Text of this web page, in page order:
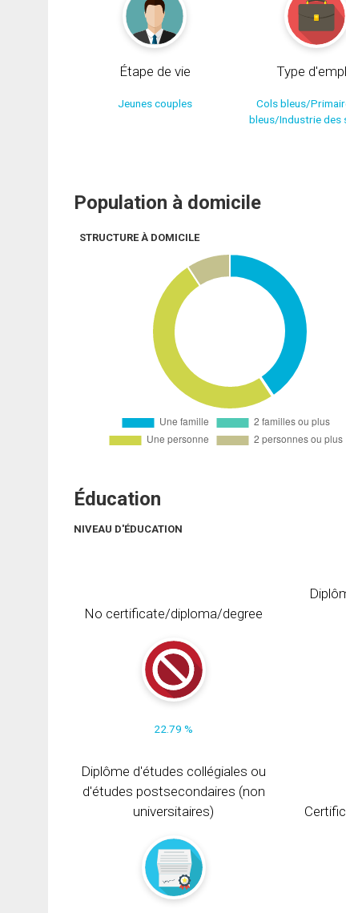
Étape de vie
Jeunes couples
Type
Cols bleus/
bleus/Industrie des
Population à domicile
STRUCTURE À DOMICILE
Éducation
NIVEAU D'ÉDUCATION
No certificate/diploma/degree
22.79 %
Diplôme d'études collégiales ou
d'études postsecondaires (non
universitaires)